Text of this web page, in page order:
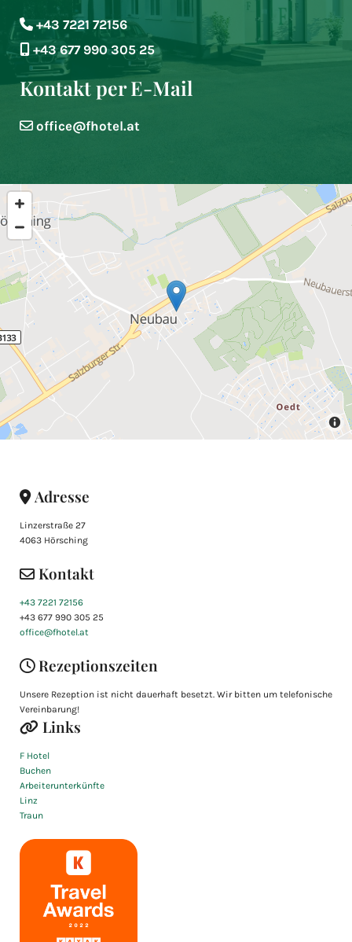
 +43 7221 72156
 +43 677 990 305 25
Kontakt per E-Mail
 office@fhotel.at
Adresse
Linzerstraße 27
4063 Hörsching
 Kontakt
+43 7221 72156
+43 677 990 305 25
office@fhotel.at
Rezeptionszeiten
Unsere Rezeption ist nicht dauerhaft besetzt. Wir bitten um telefonische
Vereinbarung!
 Links
F Hotel
Buchen
Arbeiterunterkünfte
Linz
Traun